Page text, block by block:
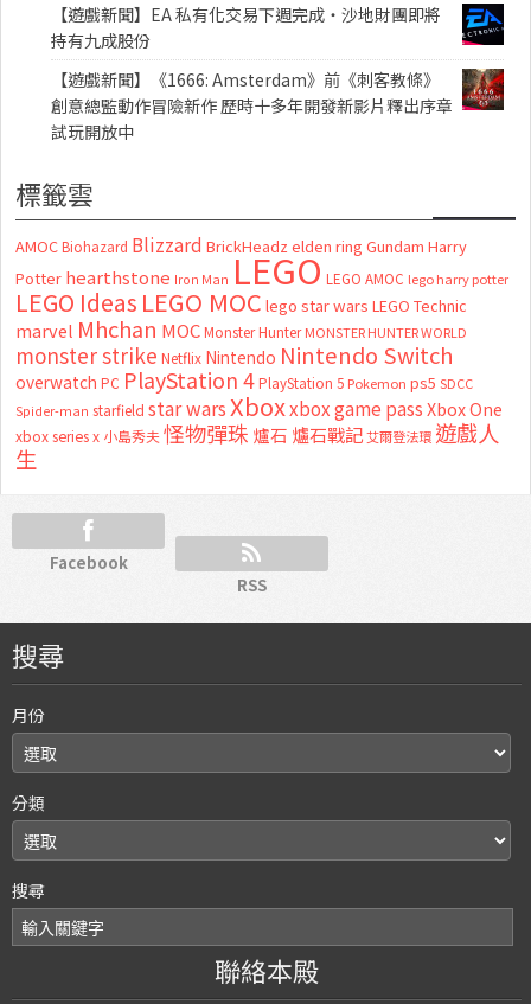
【遊戲新聞】EA 私有化交易下週完成・沙地財團即將
持有九成股份
【遊戲新聞】《1666: Amsterdam》前《刺客教條》
創意總監動作冒險新作 歷時十多年開發新影片釋出序章
試玩開放中
標籤雲
AMOC Biohazard Blizzard BrickHeadz elden ring Gundam Harry
Potter hearthstone Iron Man LEGO LEGO AMOC lego harry potter
LEGO Ideas LEGO MOC lego star wars LEGO Technic
marvel Mhchan MOC Monster Hunter MONSTER HUNTER WORLD
monster strike Netflix Nintendo Nintendo Switch
overwatch PC PlayStation 4 PlayStation 5 Pokemon ps5 SDCC
Spider-man starfield star wars Xboxxbox game passXbox One
xbox series x 小島秀夫怪物彈珠 爐石 爐石戰記艾爾登法環 遊戲人
生
Facebook
RSS
搜尋
月份
分類
搜尋
聯絡本殿